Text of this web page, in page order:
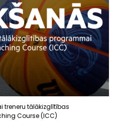
treneru tālākizglītības
Course (ICC)